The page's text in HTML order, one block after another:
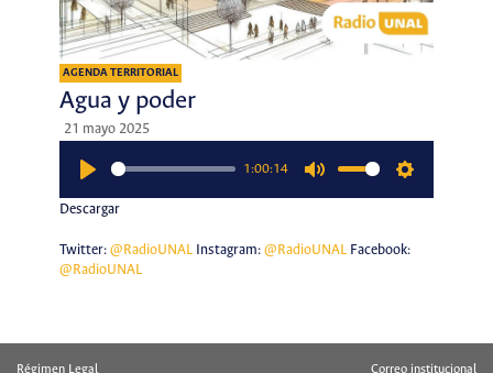
AGENDA TERRITORIAL
Agua y poder
21 mayo 2025
1:00:14
Descargar
Twitter: @RadioUNALInstagram: @RadioUNALFacebook:
@RadioUNAL
Régimen Legal Correo institucional